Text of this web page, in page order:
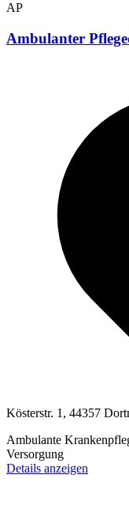
AP
Ambulanter
Kösterstr. 1, 44357
Ambulante
Versorgung
Details anzeigen